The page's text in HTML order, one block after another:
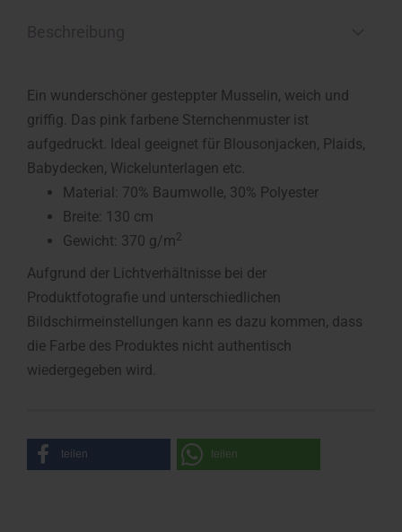
Ein wunderschöner gesteppter Musselin, weich und
griffig. Das pink farbene Sternchenmuster ist
aufgedruckt. Ideal geeignet für Blousonjacken, Plaids,
Babydecken, Wickelunterlagen etc.
Material: 70% Baumwolle, 30% Polyester
Breite: 130 cm
Gewicht: 370 g/m2
Aufgrund der Lichtverhältnisse bei der
Produktfotografie und unterschiedlichen
Bildschirmeinstellungen kann es dazu kommen, dass
die Farbe des Produktes nicht authentisch
wiedergegeben wird.
teilen teilen